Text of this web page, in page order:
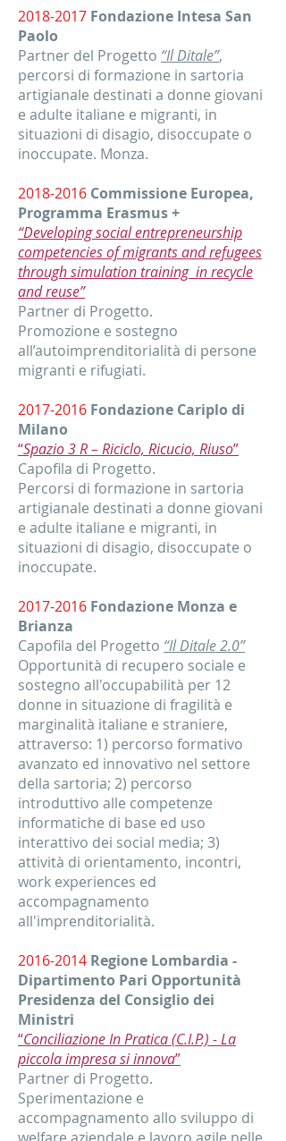
2018-2017 Fondazione Intesa San
Paolo
Partner del Progetto “Il Ditale”,
percorsi di formazione in sartoria
artigianale destinati a donne giovani
e adulte italiane e migranti, in
situazioni di disagio, disoccupate o
inoccupate. Monza.
2018-2016 Commissione Europea,
Programma Erasmus +
“Developing social entrepreneurship
competencies of migrants and refugees
through simulation training in recycle
and reuse”
Partner di Progetto.
Promozione e sostegno
all’autoimprenditorialità di persone
migranti e rifugiati.
2017-2016 Fondazione Cariplo di
Milano
“Spazio 3 R – Riciclo, Ricucio, Riuso”
Capofila di Progetto.
Percorsi di formazione in sartoria
artigianale destinati a donne giovani
e adulte italiane e migranti, in
situazioni di disagio, disoccupate o
inoccupate.
2017-2016 Fondazione Monza e
Brianza
Capofila del Progetto “Il Ditale 2.0”
Opportunità di recupero sociale e
sostegno all'occupabilità per 12
donne in situazione di fragilità e
marginalità italiane e straniere,
attraverso: 1) percorso formativo
avanzato ed innovativo nel settore
della sartoria; 2) percorso
introduttivo alle competenze
informatiche di base ed uso
interattivo dei social media; 3)
attività di orientamento, incontri,
work experiences ed
accompagnamento
all'imprenditorialità.
2016-2014 Regione Lombardia -
Dipartimento Pari Opportunità
Presidenza del Consiglio dei
Ministri
“Conciliazione In Pratica (C.I.P.) - La
piccola impresa si innova”
Partner di Progetto.
Sperimentazione e
accompagnamento allo sviluppo di